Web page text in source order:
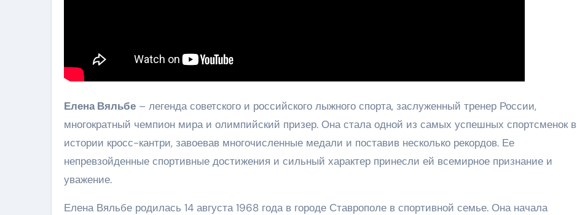
Елена Вяльбе – легенда советского и российского лыжного спорта, заслуженный тренер России,
многократный чемпион мира и олимпийский призер. Она стала одной из самых успешных спортсменок в
истории кросс-кантри, завоевав многочисленные медали и поставив несколько рекордов. Ее
непревзойденные спортивные достижения и сильный характер принесли ей всемирное признание и
уважение.
Елена Вяльбе родилась 14 августа 1968 года в городе Ставрополе в спортивной семье. Она начала